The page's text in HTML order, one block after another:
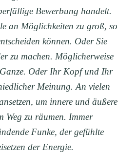
Bewerbung handelt.
an Möglichkeiten zu groß, so
können. Oder Sie
zu machen. Möglicherweise
Oder Ihr Kopf und Ihr
Meinung. An vielen
um innere und äußere
Weg zu räumen. Immer
Funke, der gefühlte
der Energie.